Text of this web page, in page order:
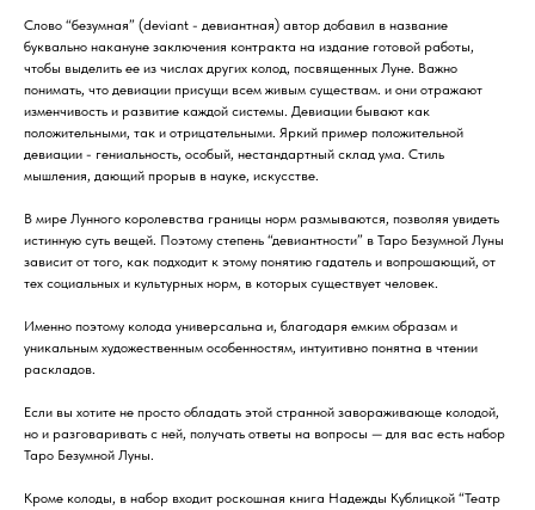
Слово “безумная” (deviant - девиантная) автор добавил в название
буквально накануне заключения контракта на издание готовой работы,
чтобы выделить ее из числах других колод, посвященных Луне. Важно
понимать, что девиации присущи всем живым существам. и они отражают
изменчивость и развитие каждой системы. Девиации бывают как
положительными, так и отрицательными. Яркий пример положительной
девиации - гениальность, особый, нестандартный склад ума. Стиль
мышления, дающий прорыв в науке, искусстве.
В мире Лунного королевства границы норм размываются, позволяя увидеть
истинную суть вещей. Поэтому степень “девиантности” в Таро Безумной Луны
зависит от того, как подходит к этому понятию гадатель и вопрошающий, от
тех социальных и культурных норм, в которых существует человек.
Именно поэтому колода универсальна и, благодаря емким образам и
уникальным художественным особенностям, интуитивно понятна в чтении
раскладов.
Если вы хотите не просто обладать этой странной завораживающе колодой,
но и разговаривать с ней, получать ответы на вопросы — для вас есть набор
Таро Безумной Луны.
Кроме колоды, в набор входит роскошная книга Надежды Кублицкой “Театр